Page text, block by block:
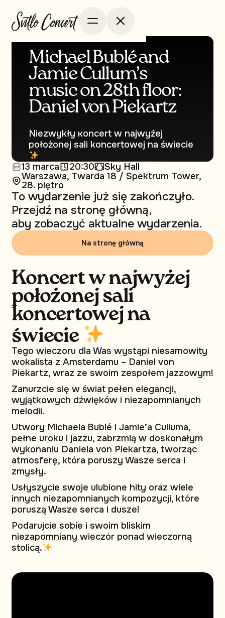
Michael Bublé and
Jamie Cullum’s
music on 28th floor:
Daniel von Piekartz
Niezwykły кoncert w najwyżej
położonej sali koncertowej na świecie
13 marca
20:30 Sky Hall
Warszawa, Twarda 18 / Spektrum Tower,
28. piętro
To wydarzenie już się zakończyło.
Przejdź na stronę główną,
aby zobaczyć aktualne wydarzenia.
Na stronę główną
Koncert w najwyżej
położonej sali
koncertowej na
świecie
Tego wieczoru dla Was wystąpi niesamowity
wokalista z Amsterdamu – Daniel von
Piekartz, wraz ze swoim zespołem jazzowym!
Zanurzcie się w świat pełen elegancji,
wyjątkowych dźwięków i niezapomnianych
melodii.
Utwory Michaela Bublé i Jamie’a Culluma,
pełne uroku i jazzu, zabrzmią w doskonałym
wykonaniu Daniela von Piekartza, tworząc
atmosferę, która poruszy Wasze serca i
zmysły.
Usłyszycie swoje ulubione hity oraz wiele
innych niezapomnianych kompozycji, które
poruszą Wasze serca i dusze!
Podarujcie sobie i swoim bliskim
niezapomniany wieczór ponad wieczorną
stolicą.